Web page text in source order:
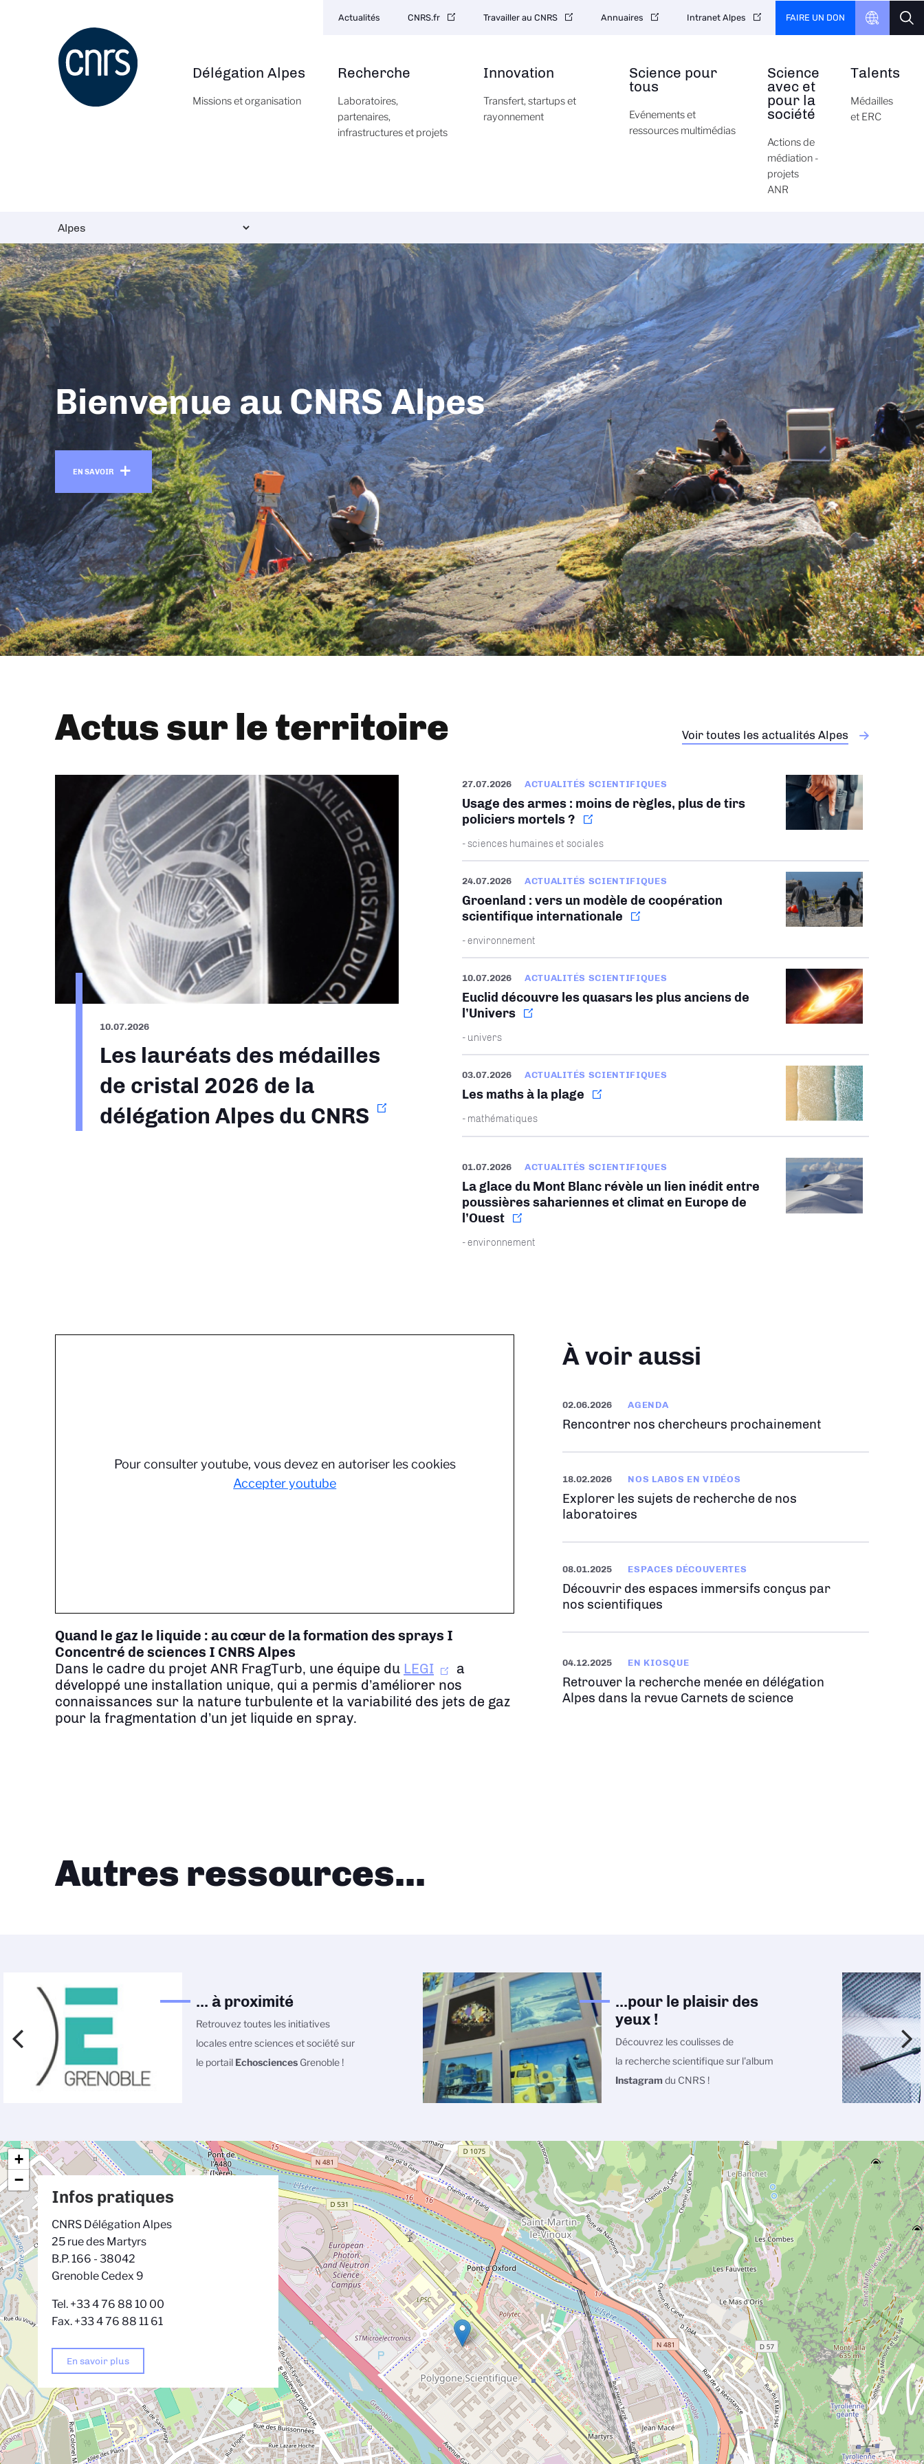
Navigation
principale
Délégation Alpes
Missions et organisation
Recherche
Laboratoires,
partenaires,
infrastructures et projets
Innovation
Transfert, startups et
rayonnement
Science pour
tous
Evénements et
ressources multimédias
Science
avec et
pour la
société
Actions de
médiation -
projets
ANR
Talents
Médailles
et ERC
secondaire
Actualités CNRS.fr Travailler au CNRS Annuaires Intranet Alpes FAIRE UN DON
Bienvenue au CNRS Alpes
EN SAVOIR
Actus sur le territoire Voir toutes les actualités Alpes
10.07.2026
Les lauréats des médailles
de cristal 2026 de la
délégation Alpes du CNRS
27.07.2026 ACTUALITÉS SCIENTIFIQUES
Usage des armes : moins de règles, plus de tirs
policiers mortels ?
- sciences humaines et sociales
24.07.2026 ACTUALITÉS SCIENTIFIQUES
Groenland : vers un modèle de coopération
scientifique internationale
- environnement
10.07.2026 ACTUALITÉS SCIENTIFIQUES
Euclid découvre les quasars les plus anciens de
l’Univers
- univers
03.07.2026 ACTUALITÉS SCIENTIFIQUES
Les maths à la plage
- mathématiques
01.07.2026 ACTUALITÉS SCIENTIFIQUES
La glace du Mont Blanc révèle un lien inédit entre
poussières sahariennes et climat en Europe de
l’Ouest
- environnement
Pour consulter youtube, vous devez en autoriser les cookies
Accepter youtube
Quand le gaz le liquide : au cœur de la formation des sprays I
Concentré de sciences I CNRS Alpes
Dans le cadre du projet ANR FragTurb, une équipe du LEGI
a
développé une installation unique, qui a permis d’améliorer nos
connaissances sur la nature turbulente et la variabilité des jets de gaz
pour la fragmentation d’un jet liquide en spray.
À voir aussi
02.06.2026 AGENDA
Rencontrer nos chercheurs prochainement
18.02.2026 NOS LABOS EN VIDÉOS
Explorer les sujets de recherche de nos
laboratoires
08.01.2025 ESPACES DÉCOUVERTES
Découvrir des espaces immersifs conçus par
nos scientifiques
04.12.2025 EN KIOSQUE
Retrouver la recherche menée en délégation
Alpes dans la revue Carnets de science
Autres ressources...
... à proximité
Retrouvez toutes les initiatives
locales entre sciences et société sur
le portail Echosciences Grenoble !
...pour le plaisir des
yeux !
Découvrez les coulisses de
la recherche scientifique sur l'album
Instagramdu CNRS !
+
−
Infos pratiques
CNRS Délégation Alpes
25 rue des Martyrs
B.P. 166 - 38042
Grenoble Cedex 9
Tel. +33 4 76 88 10 00
Fax. +33 4 76 88 11 61
En savoir plus